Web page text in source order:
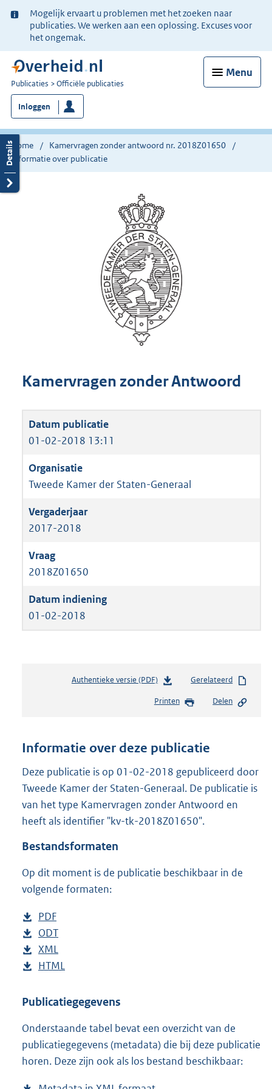
Ter
informatie:
Mogelijk ervaart u problemen met het zoeken naar
publicaties. We werken aan een oplossing. Excuses voor
het ongemak.
Menu
U
bent
nu
hier:
Publicaties Officiële publicaties
Inloggen
Home
Kamervragen zonder antwoord nr. 2018Z01650
Informatie over publicatie
Kamervragen zonder Antwoord
01-02-2018 13:11
Tweede Kamer der Staten-Generaal
2017-2018
2018Z01650
01-02-2018
Authentieke versie (PDF)b
s
n
s
r
o
o
:
Gerelateerd
Printen Delen
Informatie over deze publicatie
Deze publicatie is op 01-02-2018 gepubliceerd door
Tweede Kamer der Staten-Generaal. De publicatie is
van het type Kamervragen zonder Antwoord en
heeft als identifier "kv-tk-2018Z01650".
Bestandsformaten
Op dit moment is de publicatie beschikbaar in de
volgende formaten:
D
o
w
n
o
d
p
u
PDF
e
s
t
n
s
g
r
D
o
w
l
a
d
p
ODT
s
a
d
s
g
D
o
n
o
a
d
XML
e
t
n
d
s
D
w
l
o
a
HTML
s
a
n
d
Publicatiegegevens
Onderstaande tabel bevat een overzicht van de
publicatiegegevens (metadata) die bij deze publicatie
horen. Deze zijn ook als los bestand beschikbaar: